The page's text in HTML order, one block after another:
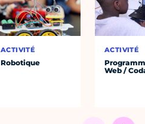
ACTIVITÉ
Robotique
ACTIVITÉ
Web /